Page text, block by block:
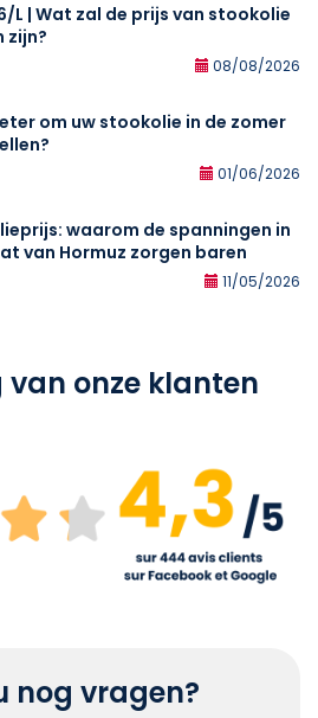
L | Wat zal de prijs van stookolie
zijn?
08/08/2026
om uw stookolie in de zomer
01/06/2026
waarom de spanningen in
van Hormuz zorgen baren
11/05/2026
van onze klanten
nog vragen?